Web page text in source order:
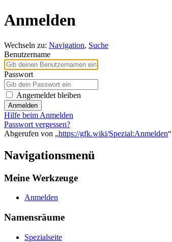
Anmelden
Wechseln zu: Navigation, Suche
Benutzername
Passwort
Angemeldet bleiben
Anmelden
Hilfe beim Anmelden
Passwort vergessen?
Abgerufen von „https://gfk.wiki/Spezial:Anmelden“
Navigationsmenü
Meine Werkzeuge
Anmelden
Namensräume
Spezialseite